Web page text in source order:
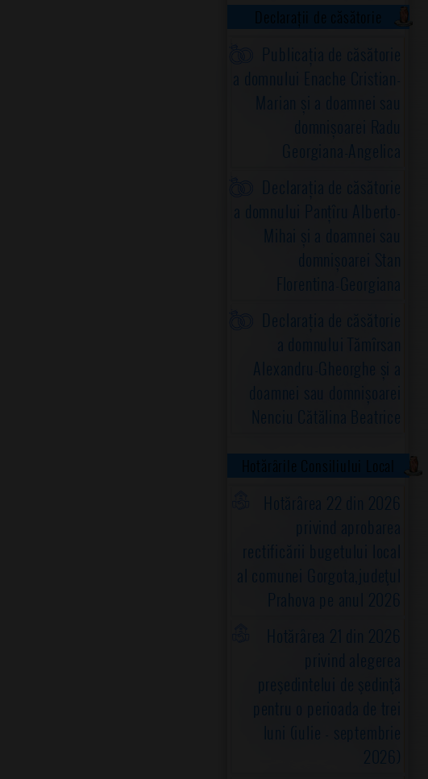
Declarații de căsătorie
Publicația de căsătorie
a domnului Enache Cristian-
Marian și a doamnei sau
domnișoarei Radu
Georgiana-Angelica
Declarația de căsătorie
a domnului Panțîru Alberto-
Mihai și a doamnei sau
domnișoarei Stan
Florentina-Georgiana
Declarația de căsătorie
a domnului Tămîrsan
Alexandru-Gheorghe și a
doamnei sau domnișoarei
Nenciu Cătălina Beatrice
Hotărârile Consiliului Local
Hotărârea 22 din 2026
privind aprobarea
rectificării bugetului local
al comunei Gorgota,judeţul
Prahova pe anul 2026
Hotărârea 21 din 2026
privind alegerea
preşedintelui de şedinţă
pentru o perioada de trei
luni (iulie - septembrie
2026)